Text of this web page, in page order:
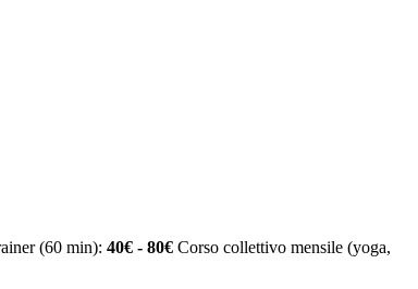
(60 min): 40€ - 80€ Corso collettivo mensile (yoga,